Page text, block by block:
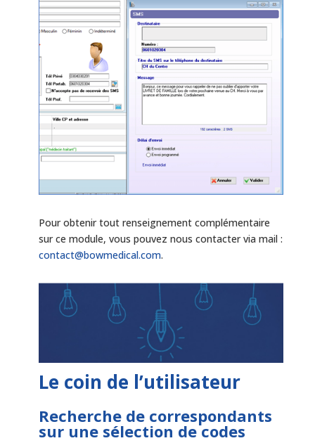
Pour obtenir tout renseignement complémentaire
sur ce module, vous pouvez nous contacter via mail :
contact@bowmedical.com.
Le coin de l’utilisateur
Recherche de correspondants
sur une sélection de codes